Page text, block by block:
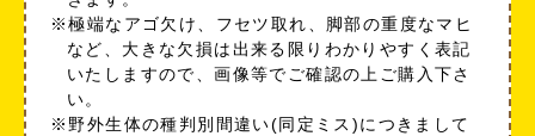
※極端なアゴ欠け、フセツ取れ、脚部の重度なマヒ
など、大きな欠損は出来る限りわかりやすく表記
いたしますので、画像等でご確認の上ご購入下さ
い。
※野外生体の種判別間違い(同定ミス)につきまして